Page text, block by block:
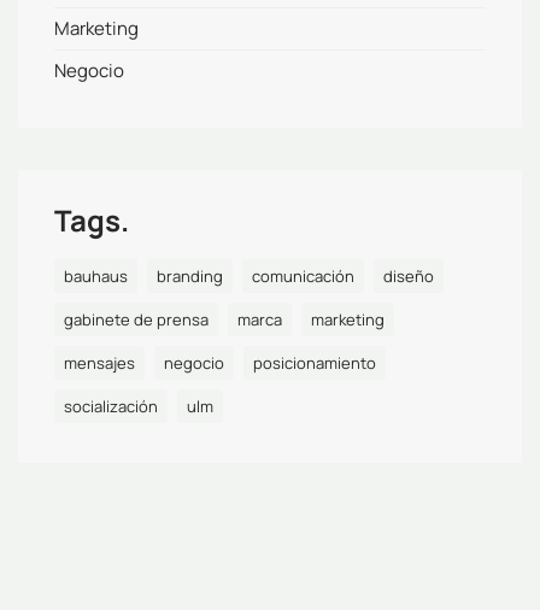
Marketing
Negocio
Tags.
bauhaus branding comunicación
diseño
gabinete de prensa
marca
marketing
mensajes
negocio
posicionamiento
socialización
ulm